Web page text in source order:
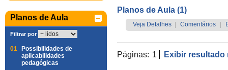
Planos de Aula
Filtrar por
01
Possibilidades de
aplicabilidades
pedagógicas
Planos de Aula (1)
Veja Detalhes Comentários
Páginas: 1 Exibir resultado